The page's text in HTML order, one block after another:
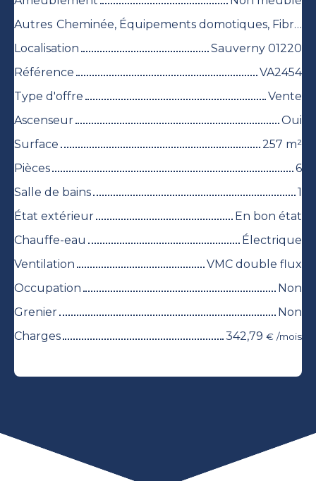
Autres
Cheminée, Équipements domotiques, Fibre optique, Volets électriques
Localisation
Sauverny 01220
Référence
VA2454
Type d'offre
Vente
Ascenseur
Oui
Surface
257 m²
Pièces
6
Salle de bains
1
État extérieur
En bon état
Chauffe-eau
Électrique
Ventilation
VMC double flux
Occupation
Non
Grenier
Non
Charges
342,79 € /mois